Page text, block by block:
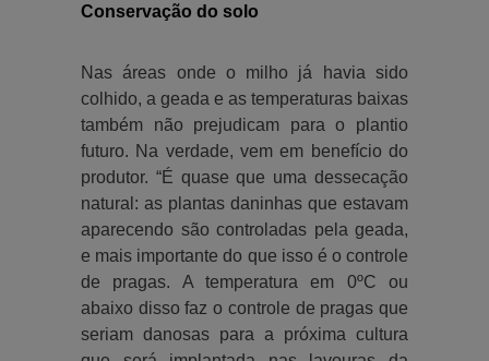
Conservação do solo
Nas áreas onde o milho já havia sido
colhido, a geada e as temperaturas baixas
também não prejudicam para o plantio
futuro. Na verdade, vem em benefício do
produtor. “É quase que uma dessecação
natural: as plantas daninhas que estavam
aparecendo são controladas pela geada,
e mais importante do que isso é o controle
de pragas. A temperatura em 0ºC ou
abaixo disso faz o controle de pragas que
seriam danosas para a próxima cultura